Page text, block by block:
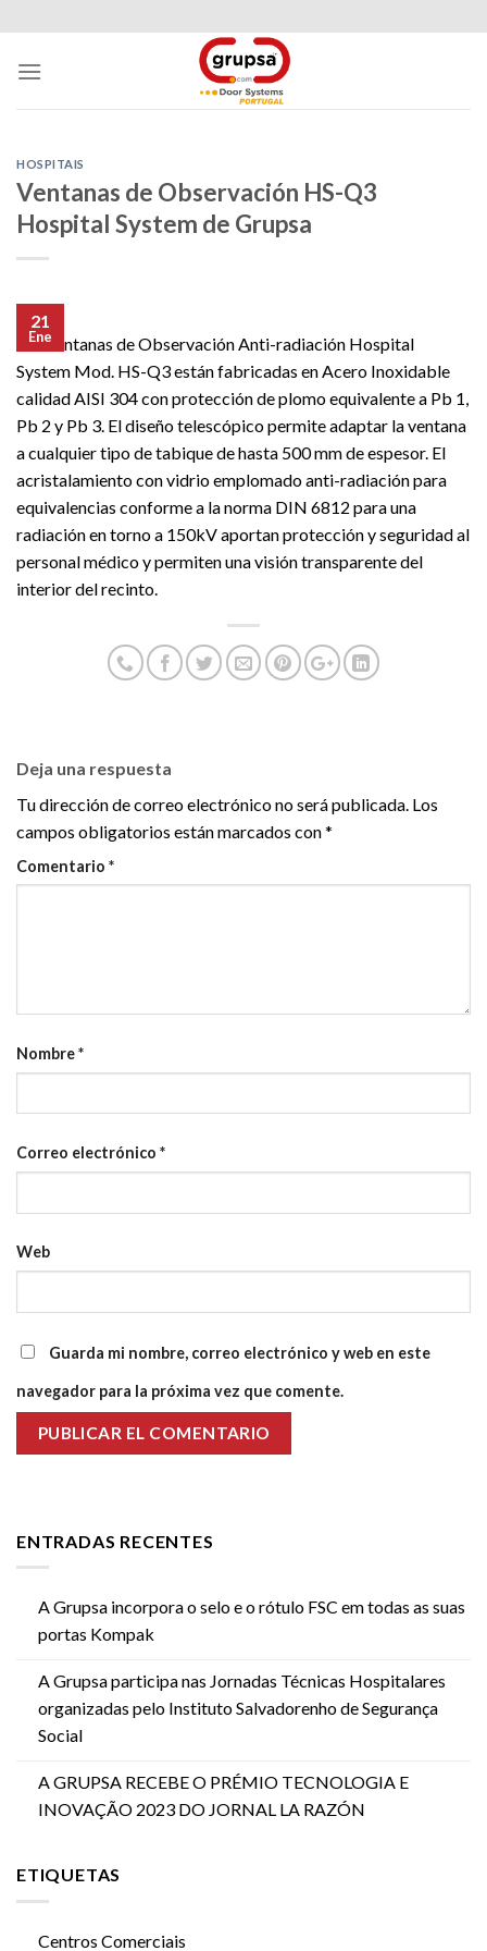
to
content
ENTRADAS RECENTES
A Grupsa incorpora o selo e o rótulo FSC em todas as suas
portas Kompak
A Grupsa participa nas Jornadas Técnicas Hospitalares
organizadas pelo Instituto Salvadorenho de Segurança
Social
A GRUPSA RECEBE O PRÉMIO TECNOLOGIA E
INOVAÇÃO 2023 DO JORNAL LA RAZÓN
ETIQUETAS
Centros Comerciais
HOSPITAIS
Ventanas de Observación HS-Q3
Hospital System de Grupsa
21
Ene
Las Ventanas de Observación Anti-radiación Hospital
System Mod. HS-Q3 están fabricadas en Acero Inoxidable
calidad AISI 304 con protección de plomo equivalente a Pb 1,
Pb 2 y Pb 3. El diseño telescópico permite adaptar la ventana
a cualquier tipo de tabique de hasta 500 mm de espesor. El
acristalamiento con vidrio emplomado anti-radiación para
equivalencias conforme a la norma DIN 6812 para una
radiación en torno a 150kV aportan protección y seguridad al
personal médico y permiten una visión transparente del
interior del recinto.
Deja una respuesta
Tu dirección de correo electrónico no será publicada. Los
campos obligatorios están marcados con*
Comentario *
Nombre*
Correo electrónico *
Web
Guarda mi nombre, correo electrónico y web en este
navegador para la próxima vez que comente.